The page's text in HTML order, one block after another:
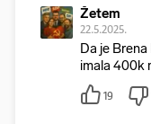
Žetem
22.5.2025.
Da je
imala 400k
19